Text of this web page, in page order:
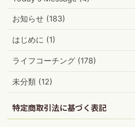
お知らせ (183)
はじめに (1)
ライフコーチング (178)
未分類 (12)
特定商取引法に基づく表記